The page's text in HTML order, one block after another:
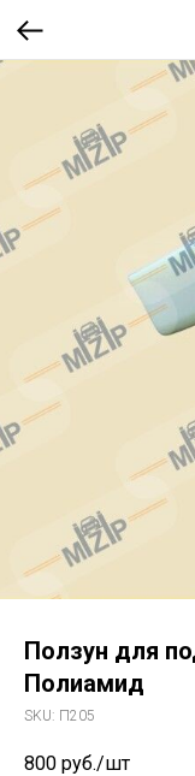
Ползун для
Полиамид
SKU: П205
800 руб./шт